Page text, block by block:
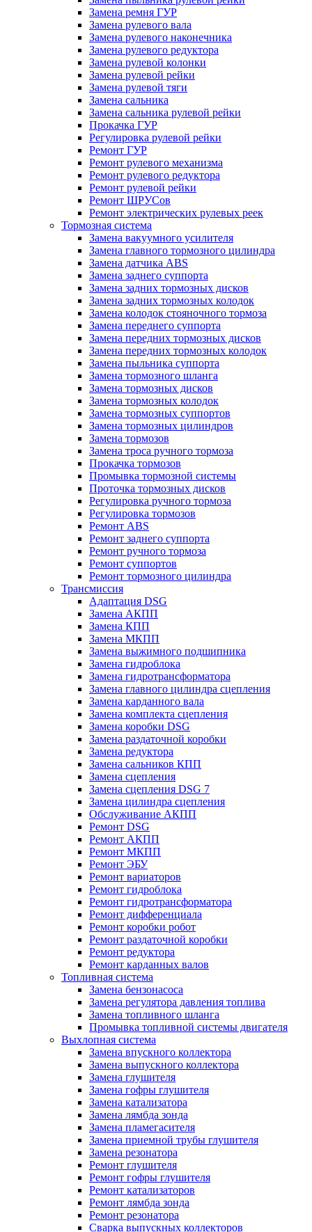
Замена ремня ГУР
Замена рулевого вала
Замена рулевого наконечника
Замена рулевого редуктора
Замена рулевой колонки
Замена рулевой рейки
Замена рулевой тяги
Замена сальника
Замена сальника рулевой рейки
Прокачка ГУР
Регулировка рулевой рейки
Ремонт ГУР
Ремонт рулевого механизма
Ремонт рулевого редуктора
Ремонт рулевой рейки
Ремонт ШРУСов
Ремонт электрических рулевых реек
Тормозная система
Замена вакуумного усилителя
Замена главного тормозного цилиндра
Замена датчика ABS
Замена заднего суппорта
Замена задних тормозных дисков
Замена задних тормозных колодок
Замена колодок стояночного тормоза
Замена переднего суппорта
Замена передних тормозных дисков
Замена передних тормозных колодок
Замена пыльника суппорта
Замена тормозного шланга
Замена тормозных дисков
Замена тормозных колодок
Замена тормозных суппортов
Замена тормозных цилиндров
Замена тормозов
Замена троса ручного тормоза
Прокачка тормозов
Промывка тормозной системы
Проточка тормозных дисков
Регулировка ручного тормоза
Регулировка тормозов
Ремонт ABS
Ремонт заднего суппорта
Ремонт ручного тормоза
Ремонт суппортов
Ремонт тормозного цилиндра
Трансмиссия
Адаптация DSG
Замена АКПП
Замена КПП
Замена МКПП
Замена выжимного подшипника
Замена гидроблока
Замена гидротрансформатора
Замена главного цилиндра сцепления
Замена карданного вала
Замена комплекта сцепления
Замена коробки DSG
Замена раздаточной коробки
Замена редуктора
Замена сальников КПП
Замена сцепления
Замена сцепления DSG 7
Замена цилиндра сцепления
Обслуживание АКПП
Ремонт DSG
Ремонт АКПП
Ремонт МКПП
Ремонт ЭБУ
Ремонт вариаторов
Ремонт гидроблока
Ремонт гидротрансформатора
Ремонт дифференциала
Ремонт коробки робот
Ремонт раздаточной коробки
Ремонт редуктора
Ремонт карданных валов
Топливная система
Замена бензонасоса
Замена регулятора давления топлива
Замена топливного шланга
Промывка топливной системы двигателя
Выхлопная система
Замена впускного коллектора
Замена выпускного коллектора
Замена глушителя
Замена гофры глушителя
Замена катализатора
Замена лямбда зонда
Замена пламегасителя
Замена приемной трубы глушителя
Замена резонатора
Ремонт глушителя
Ремонт гофры глушителя
Ремонт катализаторов
Ремонт лямбда зонда
Ремонт резонатора
Сварка выпускных коллекторов